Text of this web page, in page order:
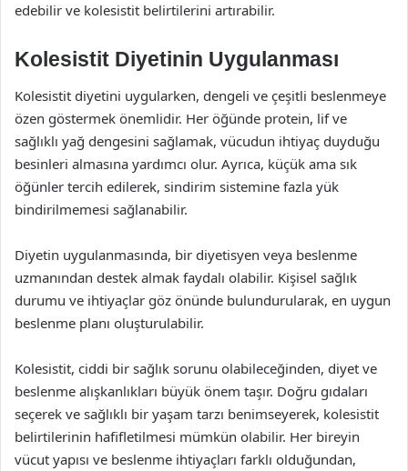
edebilir ve kolesistit belirtilerini artırabilir.
Kolesistit Diyetinin Uygulanması
Kolesistit diyetini uygularken, dengeli ve çeşitli beslenmeye
özen göstermek önemlidir. Her öğünde protein, lif ve
sağlıklı yağ dengesini sağlamak, vücudun ihtiyaç duyduğu
besinleri almasına yardımcı olur. Ayrıca, küçük ama sık
öğünler tercih edilerek, sindirim sistemine fazla yük
bindirilmemesi sağlanabilir.
Diyetin uygulanmasında, bir diyetisyen veya beslenme
uzmanından destek almak faydalı olabilir. Kişisel sağlık
durumu ve ihtiyaçlar göz önünde bulundurularak, en uygun
beslenme planı oluşturulabilir.
Kolesistit, ciddi bir sağlık sorunu olabileceğinden, diyet ve
beslenme alışkanlıkları büyük önem taşır. Doğru gıdaları
seçerek ve sağlıklı bir yaşam tarzı benimseyerek, kolesistit
belirtilerinin hafifletilmesi mümkün olabilir. Her bireyin
vücut yapısı ve beslenme ihtiyaçları farklı olduğundan,